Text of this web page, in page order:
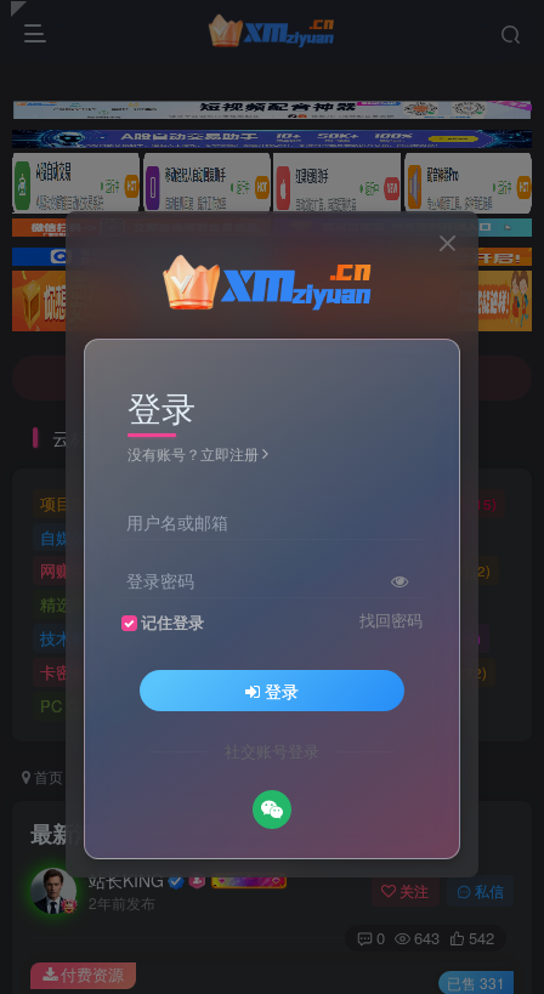
文案不会提取也不会写？八哥来帮忙！
7-9折！等多家顶流配音软件[配音神器Pro]-[配音鹅]-[南瓜配音]-[魔音工坊]-[逗哥配音]戳这里查看详情！
7-9折！等多家顶流配音软件[配音神器Pro]-[配音鹅]-[南瓜配音]-[魔音工坊]-[逗哥配音]戳这里查看详情！
云标签
项目实操 (15)
自媒体教程 (9) 自媒体 (1)
网赚项目 (4898) 网站源码 (2)
精选游戏大作合集
技术教程 技术教程 (5)
卡密账号 主题美化(0) Zibll美化(21) Switch游戏 (2872)
PC GAME (5219) I T 项 目 3A巨作
首页
最新潮乎盲盒源码带搭建教程
站长KING
2年前发布
关注 私信
0 643 542
付费资源 已售 331
登录
没有账号？立即注册
用户名或邮箱
登录密码
记住登录 找回密码
登录
社交账号登录